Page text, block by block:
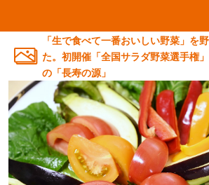
「生で食べて一番おいしい野菜」を
た。初開催「全国サラダ野菜選手権
の「長寿の源」